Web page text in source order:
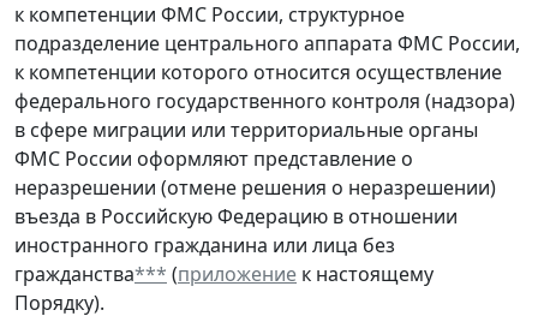
к компетенции ФМС России, структурное
подразделение центрального аппарата ФМС России,
к компетенции которого относится осуществление
федерального государственного контроля (надзора)
в сфере миграции или территориальные органы
ФМС России оформляют представление о
неразрешении (отмене решения о неразрешении)
въезда в Российскую Федерацию в отношении
иностранного гражданина или лица без
гражданства*** (приложение к настоящему
Порядку).